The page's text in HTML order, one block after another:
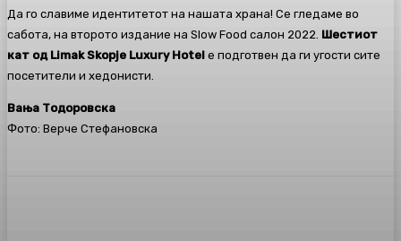
Да го славиме идентитетот на нашата храна! Се гледаме во
сабота, на второто издание на Slow Food салон 2022. Шестиот
кат од Limak Skopje Luxury Hotel е подготвен да ги угости сите
посетители и хедонисти.
Вања Тодоровска
Фото: Верче Стефановска